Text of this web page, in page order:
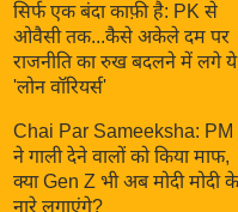
सिर्फ एक बंदा काफ़ी है: PK से
ओवैसी तक...कैसे अकेले दम पर
राजनीति का रुख बदलने में लगे ये
'लोन वॉरियर्स'
Chai Par Sameeksha: PM
ने गाली देने वालों को किया माफ,
क्या Gen Z भी अब मोदी मोदी के
नारे लगाएंगे?